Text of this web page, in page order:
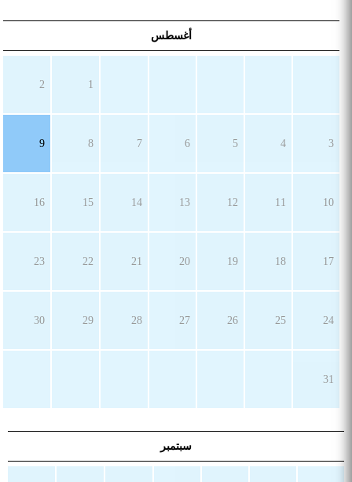
أغسطس
1
2
3
4
5
6
7
8
9
10
11
12
13
14
15
16
17
18
19
20
21
22
23
24
25
26
27
28
29
30
31
سبتمبر